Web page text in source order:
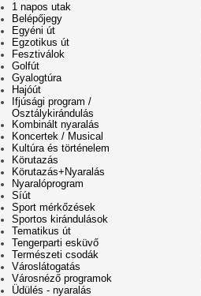
1 napos utak
Belépőjegy
Egyéni út
Egzotikus út
Fesztiválok
Golfút
Gyalogtúra
Hajóút
Ifjúsági program /
Osztálykirándulás
Kombinált nyaralás
Koncertek / Musical
Kultúra és történelem
Körutazás
Körutazás+Nyaralás
Nyaralóprogram
Síút
Sport mérkőzések
Sportos kirándulások
Tematikus út
Tengerparti esküvő
Természeti csodák
Városlátogatás
Városnéző programok
Üdülés - nyaralás